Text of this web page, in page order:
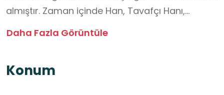
almıştır. Zaman içinde Han, Tavafçı Hanı,
Odunpazarı Hanı gibi isimlerle anılmıştır. 20.
Odunpazarı Belediyesi tarafından Odunpazarı
Daha Fazla Görüntüle
Konum